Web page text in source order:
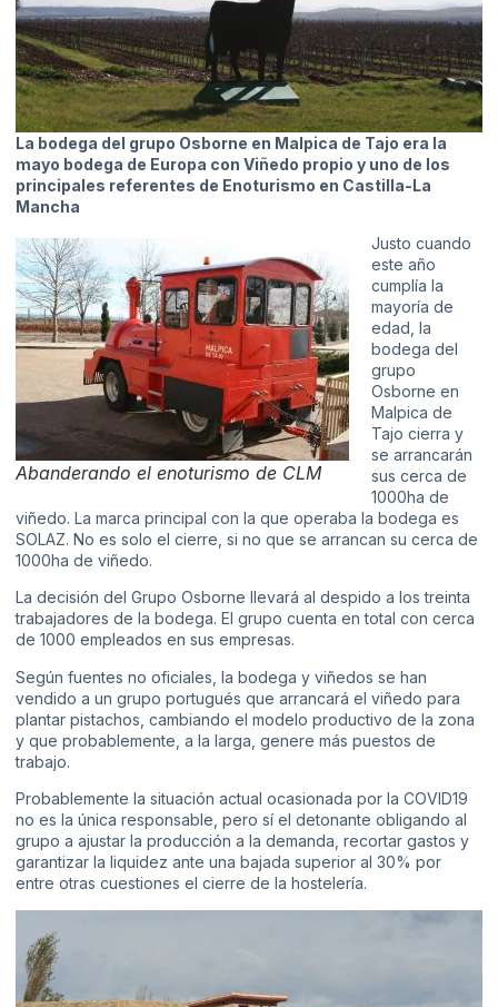
La bodega del grupo Osborne en Malpica de Tajo era la
mayo bodega de Europa con Viñedo propio y uno de los
principales referentes de Enoturismo en Castilla-La
Mancha
Abanderando el enoturismo de CLM
Justo cuando
este año
cumplía la
mayoría de
edad, la
bodega del
grupo
Osborne en
Malpica de
Tajo cierra y
se arrancarán
sus cerca de
1000ha de
viñedo. La marca principal con la que operaba la bodega es
SOLAZ. No es solo el cierre, si no que se arrancan su cerca de
1000ha de viñedo.
La decisión del Grupo Osborne llevará al despido a los treinta
trabajadores de la bodega. El grupo cuenta en total con cerca
de 1000 empleados en sus empresas.
Según fuentes no oficiales, la bodega y viñedos se han
vendido a un grupo portugués que arrancará el viñedo para
plantar pistachos, cambiando el modelo productivo de la zona
y que probablemente, a la larga, genere más puestos de
trabajo.
Probablemente la situación actual ocasionada por la COVID19
no es la única responsable, pero sí el detonante obligando al
grupo a ajustar la producción a la demanda, recortar gastos y
garantizar la liquidez ante una bajada superior al 30% por
entre otras cuestiones el cierre de la hostelería.